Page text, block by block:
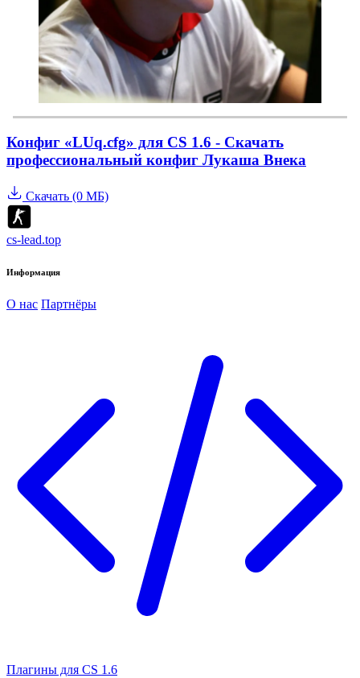
Конфиг «LUq.cfg» для CS 1.6 - Скачать
профессиональный конфиг Лукаша Внека
Скачать (0 МБ)
cs-lead.top
Информация
О нас Партнёры
Плагины для CS 1.6